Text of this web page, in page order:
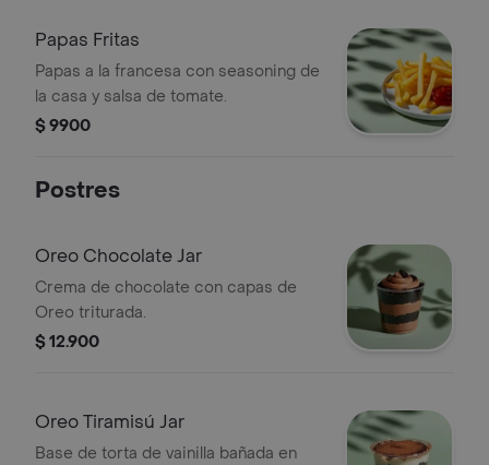
Papas Fritas
Papas a la francesa con seasoning de
la casa y salsa de tomate.
$ 9900
Postres
Oreo Chocolate Jar
Crema de chocolate con capas de
Oreo triturada.
$ 12.900
Oreo Tiramisú Jar
Base de torta de vainilla bañada en